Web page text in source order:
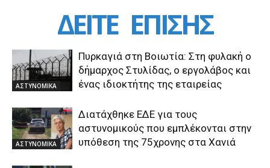
ΔΕΙΤΕ ΕΠΙΣΗΣ
ΑΣΤΥΝΟΜΙΚΑ
Πυρκαγιά στη Βοιωτία: Στη φυλακή ο
δήμαρχος Στυλίδας, ο εργολάβος και
ένας ιδιοκτήτης της εταιρείας
ΑΣΤΥΝΟΜΙΚΑ
Διατάχθηκε ΕΔΕ για τους
αστυνομικούς που εμπλέκονται στην
υπόθεση της 75χρονης στα Χανιά